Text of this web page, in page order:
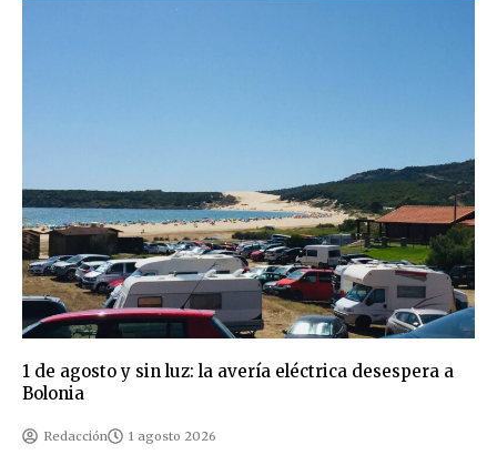
1 de agosto y sin luz: la avería eléctrica desespera a
Bolonia
Redacción 1 agosto 2026